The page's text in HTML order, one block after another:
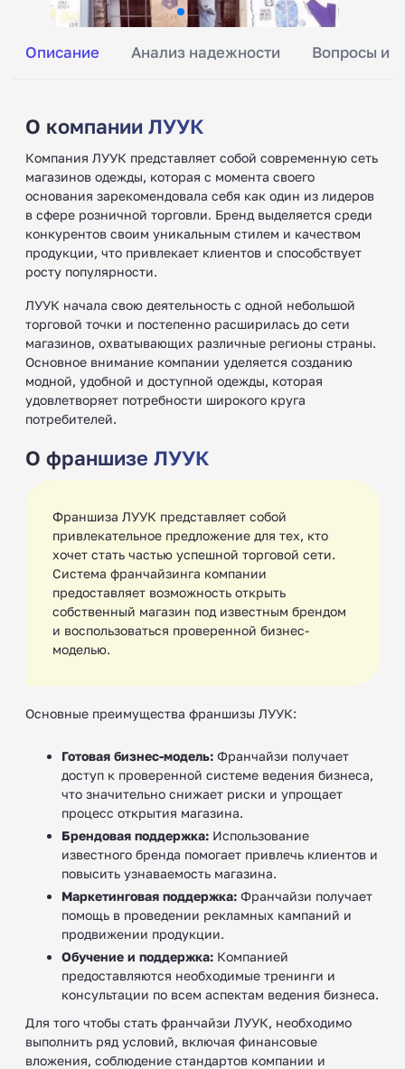
Описание Анализ надежности Вопросы и
О компании ЛУУК
Компания ЛУУК представляет собой современную сеть
магазинов одежды, которая с момента своего
основания зарекомендовала себя как один из лидеров
в сфере розничной торговли. Бренд выделяется среди
конкурентов своим уникальным стилем и качеством
продукции, что привлекает клиентов и способствует
росту популярности.
ЛУУК начала свою деятельность с одной небольшой
торговой точки и постепенно расширилась до сети
магазинов, охватывающих различные регионы страны.
Основное внимание компании уделяется созданию
модной, удобной и доступной одежды, которая
удовлетворяет потребности широкого круга
потребителей.
О франшизе ЛУУК
Франшиза ЛУУК представляет собой
привлекательное предложение для тех, кто
хочет стать частью успешной торговой сети.
Система франчайзинга компании
предоставляет возможность открыть
собственный магазин под известным брендом
и воспользоваться проверенной бизнес-
моделью.
Основные преимущества франшизы ЛУУК:
Готовая бизнес-модель: Франчайзи получает
доступ к проверенной системе ведения бизнеса,
что значительно снижает риски и упрощает
процесс открытия магазина.
Брендовая поддержка: Использование
известного бренда помогает привлечь клиентов и
повысить узнаваемость магазина.
Маркетинговая поддержка: Франчайзи получает
помощь в проведении рекламных кампаний и
продвижении продукции.
Обучение и поддержка: Компанией
предоставляются необходимые тренинги и
консультации по всем аспектам ведения бизнеса.
Для того чтобы стать франчайзи ЛУУК, необходимо
выполнить ряд условий, включая финансовые
вложения, соблюдение стандартов компании и